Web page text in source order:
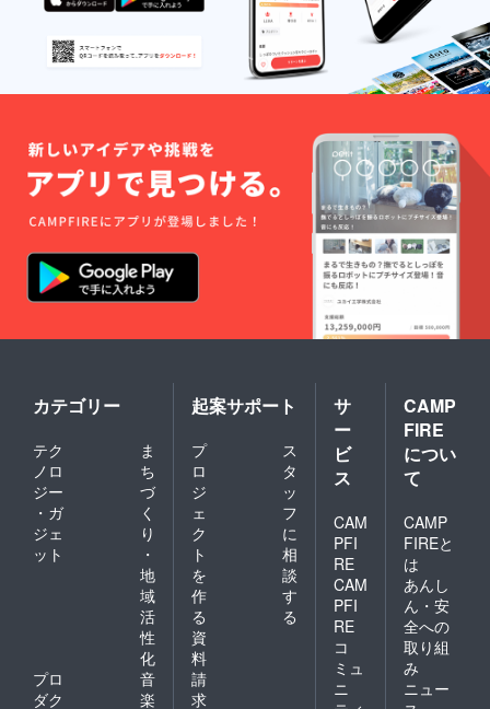
カテゴリー
テク
ノロ
ジー
・ガ
ジェ
ット
ま
ち
づ
く
り
・
地
域
活
性
化
プロ
ダク
音
楽
起案サポート
プ
ロ
ジ
ェ
ク
ト
を
作
る
ス
タ
ッ
フ
に
相
談
す
る
資
料
請
求
サ
ー
ビ
ス
CAM
PFI
RE
CAM
PFI
RE
コ
ミュ
ニ
CAMP
FIRE
につい
て
CAMP
FIREと
は
あんし
ん・安
全への
取り組
み
ニュー